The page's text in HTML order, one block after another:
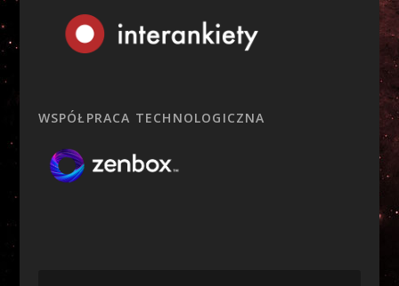
WSPÓŁPRACA TECHNOLOGICZNA